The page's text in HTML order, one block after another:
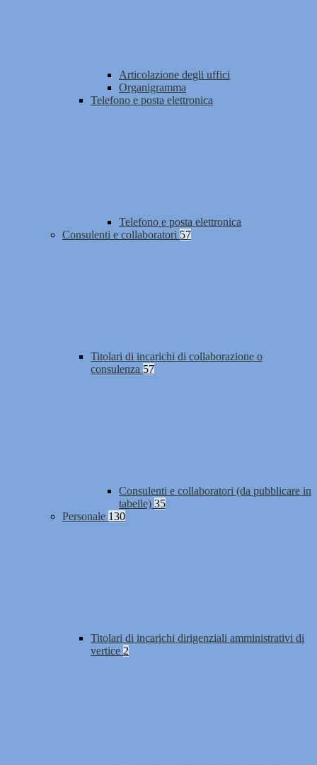
Articolazione degli uffici
Organigramma
Telefono e posta elettronica
Telefono e posta elettronica
Consulenti e collaboratori 57
Titolari di incarichi di collaborazione o
consulenza 57
Consulenti e collaboratori (da pubblicare in
tabelle) 35
Personale 130
Titolari di incarichi dirigenziali amministrativi di
vertice 2